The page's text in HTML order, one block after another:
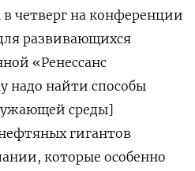
в четверг на конференции
развивающихся
«Ренессанс
надо найти способы
среды]
гигантов
которые особенно